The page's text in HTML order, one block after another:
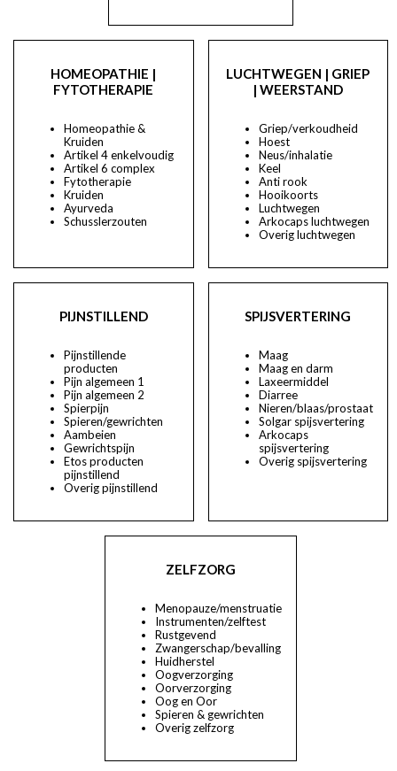
HOMEOPATHIE |
FYTOTHERAPIE
Homeopathie &
Kruiden
Artikel 4 enkelvoudig
Artikel 6 complex
Fytotherapie
Kruiden
Ayurveda
Schusslerzouten
LUCHTWEGEN | GRIEP
| WEERSTAND
Griep/verkoudheid
Hoest
Neus/inhalatie
Keel
Anti rook
Hooikoorts
Luchtwegen
Arkocaps luchtwegen
Overig luchtwegen
PIJNSTILLEND
Pijnstillende
producten
Pijn algemeen 1
Pijn algemeen 2
Spierpijn
Spieren/gewrichten
Aambeien
Gewrichtspijn
Etos producten
pijnstillend
Overig pijnstillend
SPIJSVERTERING
Maag
Maag en darm
Laxeermiddel
Diarree
Nieren/blaas/prostaat
Solgar spijsvertering
Arkocaps
spijsvertering
Overig spijsvertering
ZELFZORG
Menopauze/menstruatie
Instrumenten/zelftest
Rustgevend
Zwangerschap/bevalling
Huidherstel
Oogverzorging
Oorverzorging
Oog en Oor
Spieren & gewrichten
Overig zelfzorg